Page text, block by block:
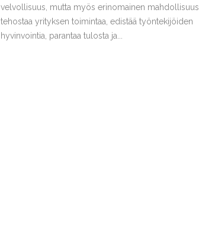
velvollisuus, mutta myös erinomainen mahdollisuus
tehostaa yrityksen toimintaa, edistää työntekijöiden
hyvinvointia, parantaa tulosta ja...